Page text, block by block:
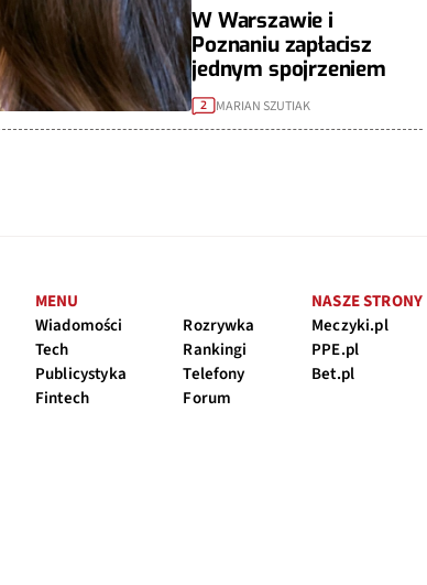
W Warszawie i
Poznaniu zapłacisz
jednym spojrzeniem
2 MARIAN SZUTIAK
MENU
Wiadomości
Tech
Publicystyka
Fintech
Rozrywka
Rankingi
Telefony
Forum
NASZE STRONY
Meczyki.pl
PPE.pl
Bet.pl